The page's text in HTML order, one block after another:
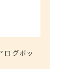
ログボッ